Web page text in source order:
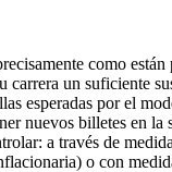
como están
un suficiente
esperadas por el
nuevos billetes en la
a través de
o con